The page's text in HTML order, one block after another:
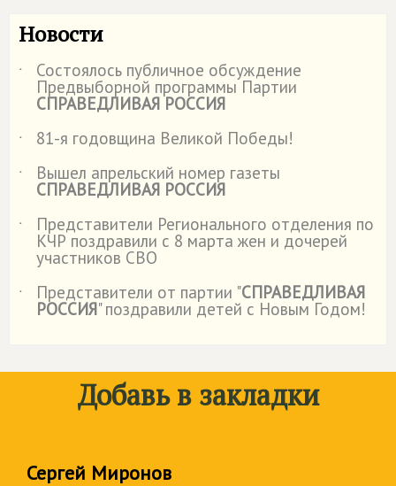
Новости
˙ Состоялось публичное обсуждение
Предвыборной программы Партии
СПРАВЕДЛИВАЯ РОССИЯ
˙
81-я годовщина Великой Победы!
˙
Вышел апрельский номер газеты
СПРАВЕДЛИВАЯ РОССИЯ
˙
Представители Регионального отделения по
КЧР поздравили с 8 марта жен и дочерей
участников СВО
˙
Представители от партии "СПРАВЕДЛИВАЯ
РОССИЯ" поздравили детей с Новым Годом!
Добавь в закладки
Сергей Миронов